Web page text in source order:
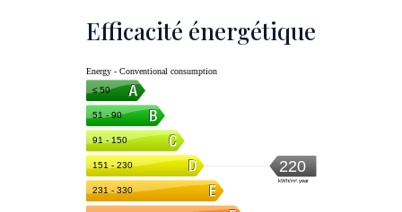
Efficacité énergétique